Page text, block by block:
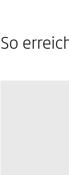
So